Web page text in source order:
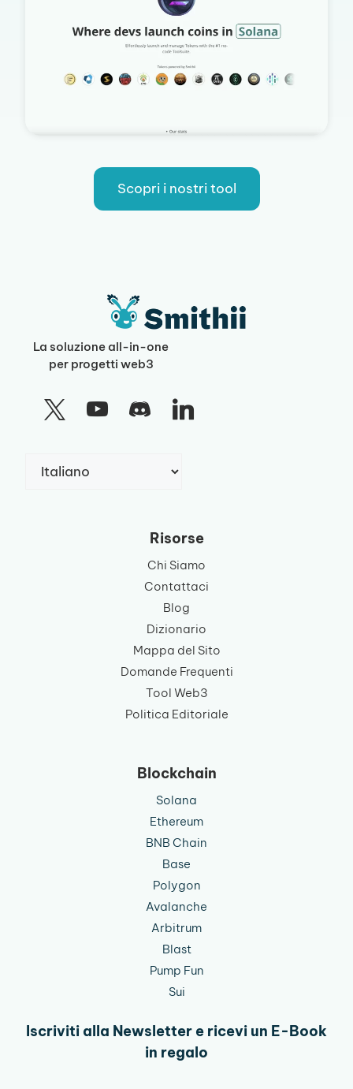
Scopri i nostri tool
La soluzione all-in-one
per progetti web3
Scegli
una
Risorse
Chi Siamo
Contattaci
Blog
Dizionario
Mappa del Sito
Domande Frequenti
Tool Web3
Politica Editoriale
Blockchain
Solana
Ethereum
BNB Chain
Base
Polygon
Avalanche
Arbitrum
Blast
Pump Fun
Sui
Iscriviti alla Newsletter e ricevi un E-Book
in regalo